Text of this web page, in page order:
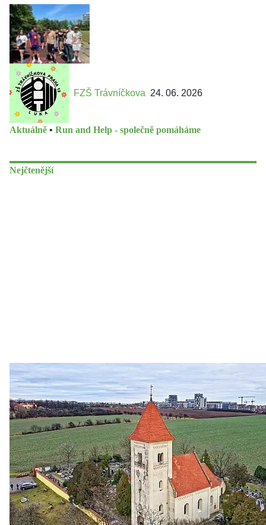
FZŠ Trávníčkova 24. 06. 2026
Aktuálně • Run and Help - společně pomáháme
Nejčtenější
Zastanem se 03. 08. 2026
Politika • Volební seriál #02: Nová výstavba v jihozápadním
městě
Jakými nástroji navrhujete vstupovat z pozice ÚMČ Praha
13 do procesů developerské výstavby např. v lokalitě
Třebonice a Chaby, kterou umožňuje nově schválený
Metropolitn...